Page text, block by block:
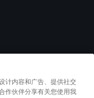
计内容和广告、提供社交
作伙伴分享有关您使用我